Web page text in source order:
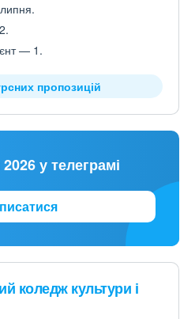
— 1.
пропозицій
у телеграмі
коледж культури і